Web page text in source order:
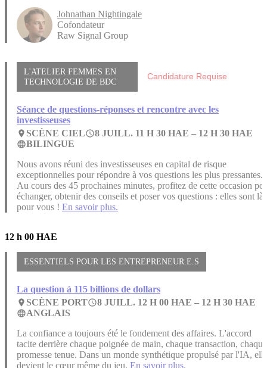
Johnathan Nightingale
Cofondateur
Raw Signal Group
L'ATELIER FEMMES EN
TECHNOLOGIE DE BDC
Candidature Requise
Séance de questions-réponses et rencontre avec les
investisseuses
place SCÈNE CIELaccess_time8 JUILL. 11 H 30 HAE – 12 H 30 HAE
languageBILINGUE
Nous avons réuni des investisseuses en capital de risque
exceptionnelles pour répondre à vos questions les plus pressantes.
Au cours des 45 prochaines minutes, profitez de cette occasion
échanger, obtenir des conseils et poser vos questions : elles sont là
pour vous ! En savoir plus.
12 h 00 HAE
ESSENTIELS POUR LES ENTREPRENEUR.E.S
La question à 115 billions de dollars
place SCÈNE PORTaccess_time8 JUILL. 12 H 00 HAE – 12 H 30 HAE
languageANGLAIS
La confiance a toujours été le fondement des affaires. L'accord
tacite derrière chaque poignée de main, chaque transaction, chaque
promesse tenue. Dans un monde synthétique propulsé par l'IA, elle
devient le cœur même du jeu. En savoir plus.